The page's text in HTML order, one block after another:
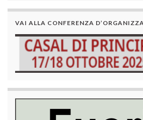
VAI ALLA CONFERENZA